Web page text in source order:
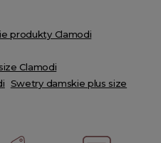
produkty Clamodi
Clamodi
Swetry damskie plus size